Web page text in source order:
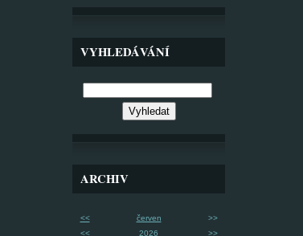
VYHLEDÁVÁNÍ
ARCHIV
<< červen
>>
<<
2026 >>